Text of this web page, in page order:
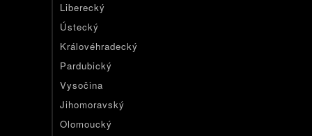
Liberecký
Ústecký
Královéhradecký
Pardubický
Vysočina
Jihomoravský
Olomoucký